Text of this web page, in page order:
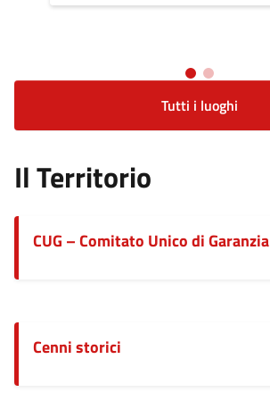
Tutti i luoghi
Il Territorio
CUG – Comitato Unico di Garanzia
Cenni storici